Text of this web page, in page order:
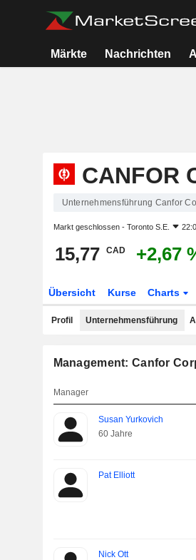
Märkte Nachrichten
CANFOR
Unternehmensführung Canfor
Markt geschlossen - Toronto S.E.
15,77 CAD +2,67
Übersicht Kurse Charts
Profil Unternehmensführung
Management: Canfor
Manager
Susan Yurkovich
60 Jahre
Pat Elliott
Nick Ott